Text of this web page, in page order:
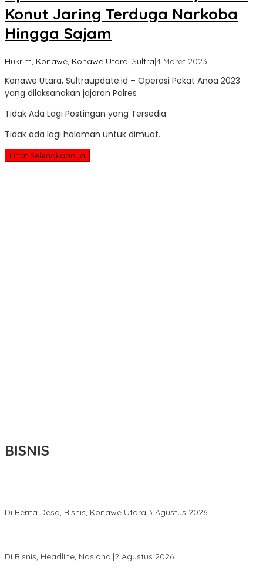
Konut Jaring Terduga Narkoba
Hingga Sajam
Hukrim, Konawe, Konawe Utara, Sultra|4 Maret 2023
Update
Konawe Utara, Sultraupdate.id – Operasi Pekat Anoa 2023
yang dilaksanakan jajaran Polres
Tidak Ada Lagi Postingan yang Tersedia.
Tidak ada lagi halaman untuk dimuat.
Lihat Selengkapnya
BISNIS
Di Berita Desa, Bisnis, Konawe Utara|3 Agustus 2026
Di Bisnis, Headline, Nasional|2 Agustus 2026